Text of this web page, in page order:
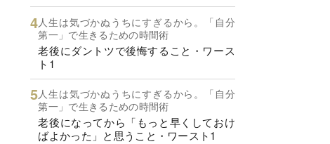
人生は気づかぬうちにすぎるから。「自分
第一」で生きるための時間術
老後にダントツで後悔すること・ワース
ト1
人生は気づかぬうちにすぎるから。「自分
第一」で生きるための時間術
老後になってから「もっと早くしておけ
ばよかった」と思うこと・ワースト1